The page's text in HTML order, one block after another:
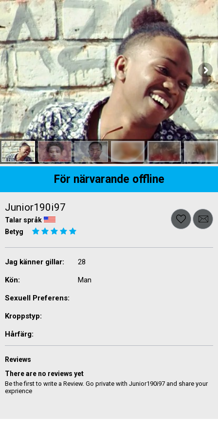
För närvarande offline
Junior190i97
Talar språk
Betyg
Jag känner gillar: 28
Kön: Man
Sexuell Preferens:
Kroppstyp:
Hårfärg:
Reviews
There are no reviews yet
Be the first to write a Review. Go private with Junior190i97 and share your
exprience